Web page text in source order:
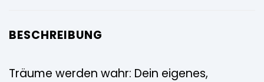
BESCHREIBUNG
Träume werden wahr: Dein eigenes,